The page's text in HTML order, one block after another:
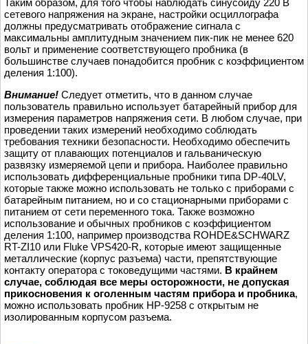
Таким образом, для того чтобы наблюдать синусоиду 220 В
сетевого напряжения на экране, настройки осциллографа
должны предусматривать отображение сигнала с
максимальны амплитудным значением пик-пик не менее 620
вольт и применение соответствующего пробника (в
большинстве случаев понадобится пробник с коэффициентом
деления 1:100).
Внимание! Следует отметить, что в данном случае
пользователь правильно использует батарейный прибор для
измерения параметров напряжения сети. В любом случае, при
проведении таких измерений необходимо соблюдать
требования техники безопасности. Необходимо обеспечить
защиту от плавающих потенциалов и гальваническую
развязку измеряемой цепи и прибора. Наиболее правильно
использовать дифференциальные пробники типа DP-40LV,
которые также можно использовать не только с приборами с
батарейным питанием, но и со стационарными приборами с
питанием от сети переменного тока. Также возможно
использование и обычных пробников с коэффициентом
деления 1:100, например производства ROHDE&SCHWARZ
RT-ZI10 или Fluke VPS420-R, которые имеют защищенные
металлические (корпус разъема) части, препятствующие
контакту оператора с токоведущими частями. В крайнем
случае, соблюдая все меры осторожности, не допуская
прикосновения к оголенным частям прибора и пробника,
можно использовать пробник HP-9258 с открытым не
изолированным корпусом разъема.